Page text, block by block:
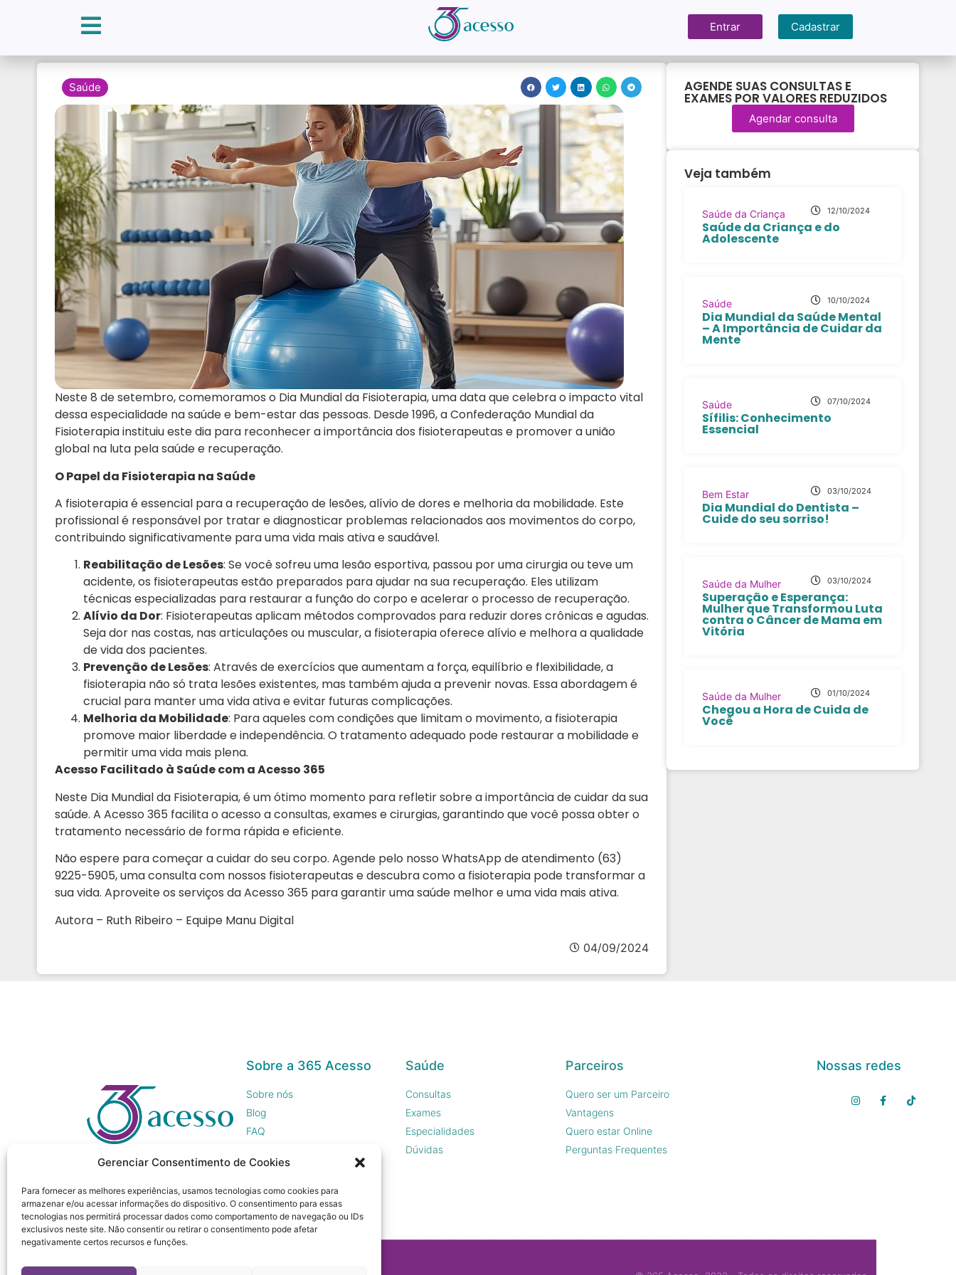
Gerenciar Consentimento de Cookies
Para fornecer as melhores experiências, usamos tecnologias como cookies para
armazenar e/ou acessar informações do dispositivo. O consentimento para essas
tecnologias nos permitirá processar dados como comportamento de navegação ou IDs
exclusivos neste site. Não consentir ou retirar o consentimento pode afetar
negativamente certos recursos e funções.
Entrar Cadastrar
Saúde
Neste 8 de setembro, comemoramos o Dia Mundial da Fisioterapia, uma data que celebra o impacto vital
dessa especialidade na saúde e bem-estar das pessoas. Desde 1996, a Confederação Mundial da
Fisioterapia instituiu este dia para reconhecer a importância dos fisioterapeutas e promover a união
global na luta pela saúde e recuperação.
O Papel da Fisioterapia na Saúde
A fisioterapia é essencial para a recuperação de lesões, alívio de dores e melhoria da mobilidade. Este
profissional é responsável por tratar e diagnosticar problemas relacionados aos movimentos do corpo,
contribuindo significativamente para uma vida mais ativa e saudável.
Reabilitação de Lesões: Se você sofreu uma lesão esportiva, passou por uma cirurgia ou teve um
acidente, os fisioterapeutas estão preparados para ajudar na sua recuperação. Eles utilizam
técnicas especializadas para restaurar a função do corpo e acelerar o processo de recuperação.
Alívio da Dor: Fisioterapeutas aplicam métodos comprovados para reduzir dores crônicas e agudas.
Seja dor nas costas, nas articulações ou muscular, a fisioterapia oferece alívio e melhora a qualidade
de vida dos pacientes.
Prevenção de Lesões: Através de exercícios que aumentam a força, equilíbrio e flexibilidade, a
fisioterapia não só trata lesões existentes, mas também ajuda a prevenir novas. Essa abordagem é
crucial para manter uma vida ativa e evitar futuras complicações.
Melhoria da Mobilidade: Para aqueles com condições que limitam o movimento, a fisioterapia
promove maior liberdade e independência. O tratamento adequado pode restaurar a mobilidade e
permitir uma vida mais plena.
Acesso Facilitado à Saúde com a Acesso 365
Neste Dia Mundial da Fisioterapia, é um ótimo momento para refletir sobre a importância de cuidar da sua
saúde. A Acesso 365 facilita o acesso a consultas, exames e cirurgias, garantindo que você possa obter o
tratamento necessário de forma rápida e eficiente.
Não espere para começar a cuidar do seu corpo. Agende pelo nosso WhatsApp de atendimento (63)
9225-5905, uma consulta com nossos fisioterapeutas e descubra como a fisioterapia pode transformar a
sua vida. Aproveite os serviços da Acesso 365 para garantir uma saúde melhor e uma vida mais ativa.
Autora – Ruth Ribeiro – Equipe Manu Digital
04/09/2024
AGENDE SUAS CONSULTAS E
EXAMES POR VALORES REDUZIDOS
Agendar consulta
Veja também
Saúde da Criança 12/10/2024
Saúde da Criança e do
Adolescente
Saúde 10/10/2024
Dia Mundial da Saúde Mental
– A Importância de Cuidar da
Mente
Saúde 07/10/2024
Sífilis: Conhecimento
Essencial
Bem Estar 03/10/2024
Dia Mundial do Dentista –
Cuide do seu sorriso!
Saúde da Mulher 03/10/2024
Superação e Esperança:
Mulher que Transformou Luta
contra o Câncer de Mama em
Vitória
Saúde da Mulher 01/10/2024
Chegou a Hora de Cuida de
Você
Sobre a 365 Acesso
Sobre nós
Blog
FAQ
Imprensa
Saúde
Consultas
Exames
Especialidades
Dúvidas
Parceiros
Quero ser um Parceiro
Vantagens
Quero estar Online
Perguntas Frequentes
Nossas redes
© 365 Acesso, 2023 - Todos os direitos reservados.